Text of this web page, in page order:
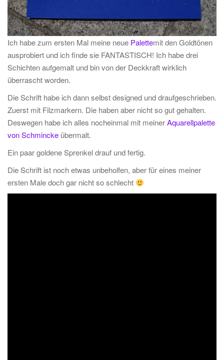
Ich habe zum ersten Mal meine neue Palettemit den Goldtönen
ausprobiert und ich finde sie FANTASTISCH! Ich habe drei
Schichten aufgemalt und bin von der Deckkraft wirklich
überrascht worden.
Die Schrift habe ich dann selbst designed und draufgeschrieben.
Zuerst mit Filzmarkern. Die haben aber nicht so gut gehalten.
Deswegen habe ich alles nocheinmal mit meinerAquarellpalette
von Schmincke übermalt.
Ein paar goldene Sprenkel drauf und fertig.
Die Schrift ist noch etwas unbeholfen, aber für eines meiner
ersten Male doch gar nicht so schlecht